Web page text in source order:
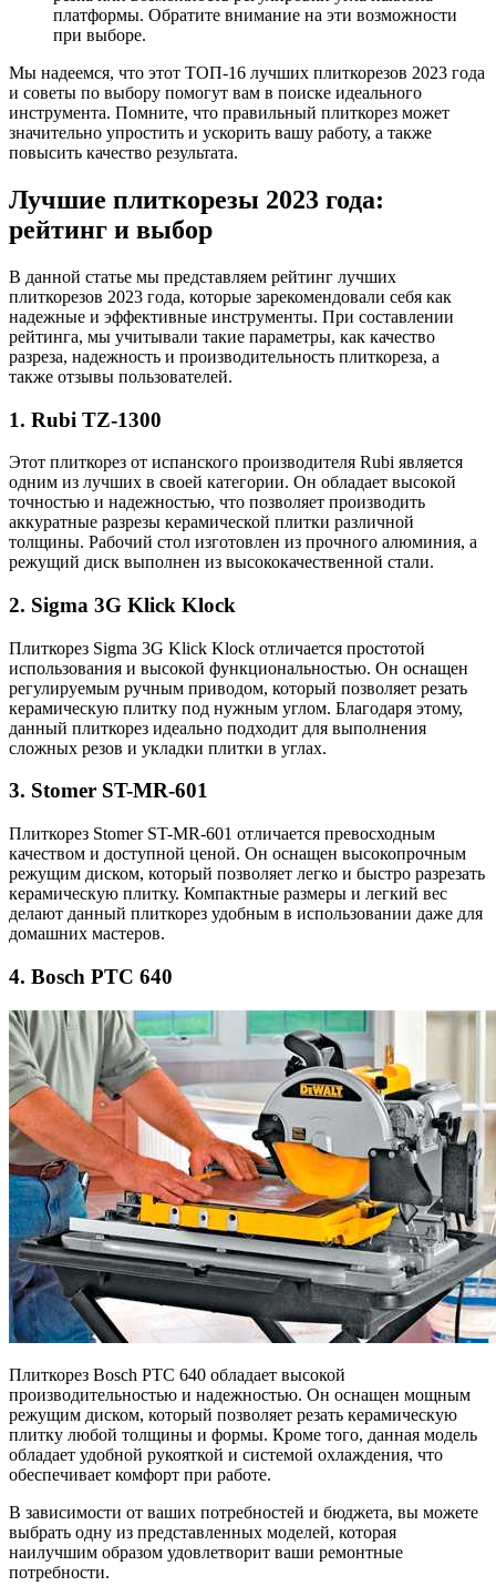
платформы. Обратите внимание на эти возможности
при выборе.
Мы надеемся, что этот ТОП-16 лучших плиткорезов 2023 года
и советы по выбору помогут вам в поиске идеального
инструмента. Помните, что правильный плиткорез может
значительно упростить и ускорить вашу работу, а также
повысить качество результата.
Лучшие плиткорезы 2023 года:
рейтинг и выбор
В данной статье мы представляем рейтинг лучших
плиткорезов 2023 года, которые зарекомендовали себя как
надежные и эффективные инструменты. При составлении
рейтинга, мы учитывали такие параметры, как качество
разреза, надежность и производительность плиткореза, а
также отзывы пользователей.
1. Rubi TZ-1300
Этот плиткорез от испанского производителя Rubi является
одним из лучших в своей категории. Он обладает высокой
точностью и надежностью, что позволяет производить
аккуратные разрезы керамической плитки различной
толщины. Рабочий стол изготовлен из прочного алюминия, а
режущий диск выполнен из высококачественной стали.
2. Sigma 3G Klick Klock
Плиткорез Sigma 3G Klick Klock отличается простотой
использования и высокой функциональностью. Он оснащен
регулируемым ручным приводом, который позволяет резать
керамическую плитку под нужным углом. Благодаря этому,
данный плиткорез идеально подходит для выполнения
сложных резов и укладки плитки в углах.
3. Stomer ST-MR-601
Плиткорез Stomer ST-MR-601 отличается превосходным
качеством и доступной ценой. Он оснащен высокопрочным
режущим диском, который позволяет легко и быстро разрезать
керамическую плитку. Компактные размеры и легкий вес
делают данный плиткорез удобным в использовании даже для
домашних мастеров.
4. Bosch PTC 640
Плиткорез Bosch PTC 640 обладает высокой
производительностью и надежностью. Он оснащен мощным
режущим диском, который позволяет резать керамическую
плитку любой толщины и формы. Кроме того, данная модель
обладает удобной рукояткой и системой охлаждения, что
обеспечивает комфорт при работе.
В зависимости от ваших потребностей и бюджета, вы можете
выбрать одну из представленных моделей, которая
наилучшим образом удовлетворит ваши ремонтные
потребности.